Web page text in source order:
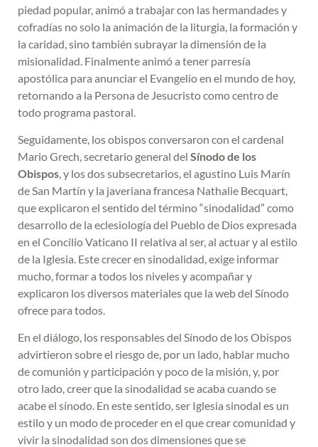
piedad popular, animó a trabajar con las hermandades y
cofradías no solo la animación de la liturgia, la formación y
la caridad, sino también subrayar la dimensión de la
misionalidad. Finalmente animó a tener parresía
apostólica para anunciar el Evangelio en el mundo de hoy,
retornando a la Persona de Jesucristo como centro de
todo programa pastoral.
Seguidamente, los obispos conversaron con el cardenal
Mario Grech, secretario general del Sínodo de los
Obispos, y los dos subsecretarios, el agustino Luis Marín
de San Martín y la javeriana francesa Nathalie Becquart,
que explicaron el sentido del término “sinodalidad” como
desarrollo de la eclesiología del Pueblo de Dios expresada
en el Concilio Vaticano II relativa al ser, al actuar y al estilo
de la Iglesia. Este crecer en sinodalidad, exige informar
mucho, formar a todos los niveles y acompañar y
explicaron los diversos materiales que la web del Sínodo
ofrece para todos.
En el diálogo, los responsables del Sínodo de los Obispos
advirtieron sobre el riesgo de, por un lado, hablar mucho
de comunión y participación y poco de la misión, y, por
otro lado, creer que la sinodalidad se acaba cuando se
acabe el sínodo. En este sentido, ser Iglesia sinodal es un
estilo y un modo de proceder en el que crear comunidad y
vivir la sinodalidad son dos dimensiones que se